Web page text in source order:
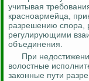
учитывая
красноармейца,
разрешению спора,
регулирующими
объединения.
При
волостные
законные пути